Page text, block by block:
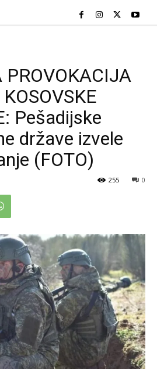
Pešadijske
države izvele
(FOTO)
0
255